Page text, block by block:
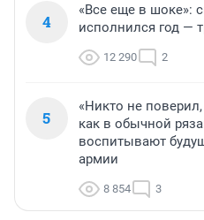
4
«Все еще в шоке»:
исполнился год —
12 290 2
5
«Никто не
как в обычной
воспитывают
армии
8 854 3